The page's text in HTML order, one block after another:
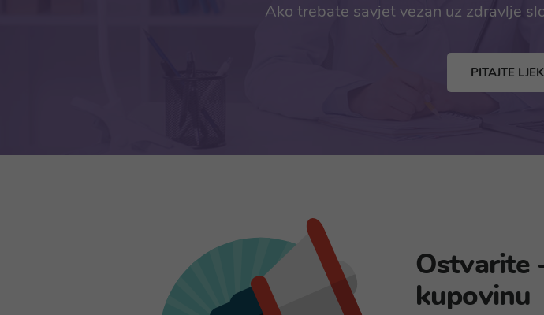
Ako trebate savjet vezan uz zdravlje
PITAJTE
Ostvarite
kupovinu